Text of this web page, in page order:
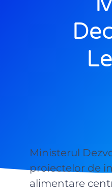
Ministerul
proiectelor de
alimentare